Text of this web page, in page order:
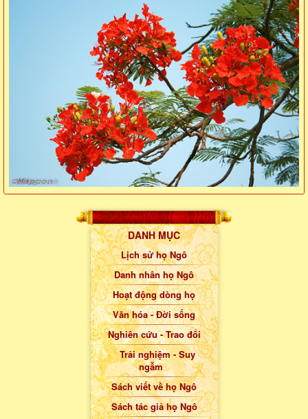
DANH MỤC
Lịch sử họ Ngô
Danh nhân họ Ngô
Hoạt động dòng họ
Văn hóa - Đời sống
Nghiên cứu - Trao đổi
Trải nghiệm - Suy
ngẫm
Sách viết về họ Ngô
Sách tác giả họ Ngô